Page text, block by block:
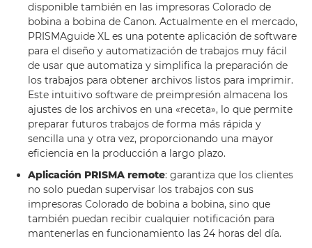
disponible también en las impresoras Colorado de
bobina a bobina de Canon. Actualmente en el mercado,
PRISMAguide XL es una potente aplicación de software
para el diseño y automatización de trabajos muy fácil
de usar que automatiza y simplifica la preparación de
los trabajos para obtener archivos listos para imprimir.
Este intuitivo software de preimpresión almacena los
ajustes de los archivos en una «receta», lo que permite
preparar futuros trabajos de forma más rápida y
sencilla una y otra vez, proporcionando una mayor
eficiencia en la producción a largo plazo.
Aplicación PRISMA remote: garantiza que los clientes
no solo puedan supervisar los trabajos con sus
impresoras Colorado de bobina a bobina, sino que
también puedan recibir cualquier notificación para
mantenerlas en funcionamiento las 24 horas del día.